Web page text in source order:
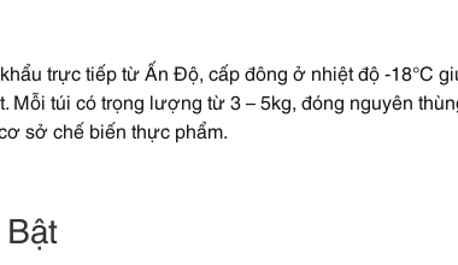
trực tiếp từ Ấn Độ, cấp đông ở nhiệt độ -18°C
Mỗi túi có trọng lượng từ 3 – 5kg, đóng nguyên
sở chế biến thực phẩm.